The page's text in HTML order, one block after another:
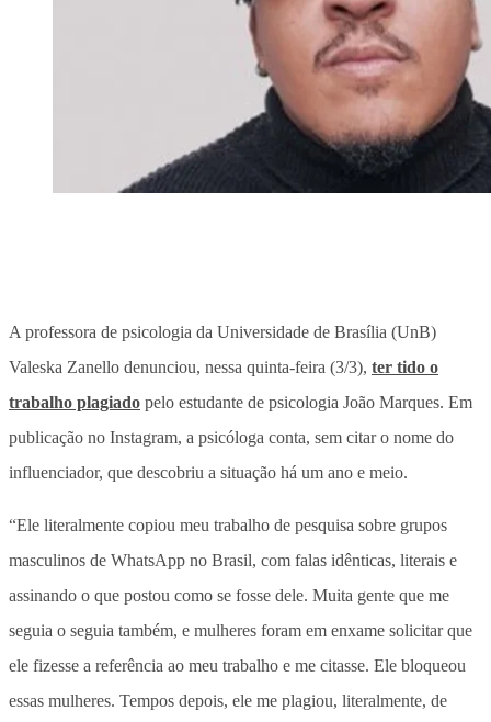
A professora de psicologia da Universidade de Brasília (UnB)
Valeska Zanello denunciou, nessa quinta-feira (3/3), ter tido o
trabalho plagiado pelo estudante de psicologia João Marques. Em
publicação no Instagram, a psicóloga conta, sem citar o nome do
influenciador, que descobriu a situação há um ano e meio.
“Ele literalmente copiou meu trabalho de pesquisa sobre grupos
masculinos de WhatsApp no Brasil, com falas idênticas, literais e
assinando o que postou como se fosse dele. Muita gente que me
seguia o seguia também, e mulheres foram em enxame solicitar que
ele fizesse a referência ao meu trabalho e me citasse. Ele bloqueou
essas mulheres. Tempos depois, ele me plagiou, literalmente, de